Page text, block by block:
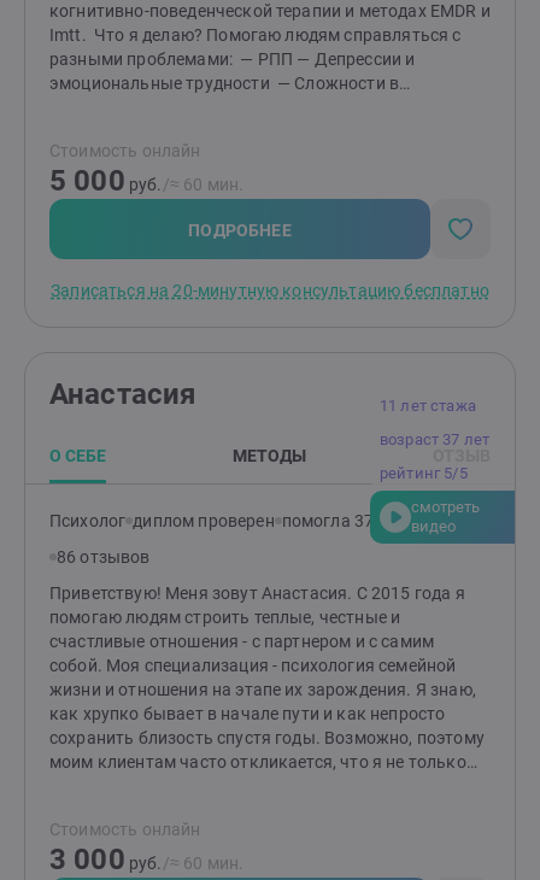
когнитивно-поведенческой терапии и методах EMDR и
Imtt. Что я делаю? Помогаю людям справляться с
разными проблемами: — РПП — Депрессии и
эмоциональные трудности — Сложности в
Работала с множеством запросов, имею широкий
опыт. — Предлагаю первое знакомство бесплатно! За
20 минут мы узнаем друг друга, определим ваш
запрос и обсудим, как будем работать. Имею высшее
психологическое образование (не ДПО),
учусь и прохожу супервизии.
Стоимость онлайн
5 000 руб. /≈ 60 мин.
ПОДРОБНЕЕ
Записаться на 20-минутную консультацию бесплатно
11 лет стажа
возраст 37 лет
рейтинг 5/5
смотреть
видео
Анастасия
О СЕБЕ МЕТОДЫ
Психолог диплом проверен помогла 370 клиентам
86 отзывов
Приветствую! Меня зовут Анастасия. С 2015 года я
помогаю людям строить теплые, честные и
счастливые отношения - с партнером и с самим
собой. Моя специализация - психология семейной
жизни и отношения на этапе их зарождения. Я знаю,
как хрупко бывает в начале пути и как непросто
сохранить близость спустя годы. Возможно, поэтому
моим клиентам часто откликается, что я не только
прочитаешь в учебниках. В своей работе опираюсь на
бережный подход, практические инструменты и
Стоимость онлайн
3 000 руб. /≈ 60 мин.